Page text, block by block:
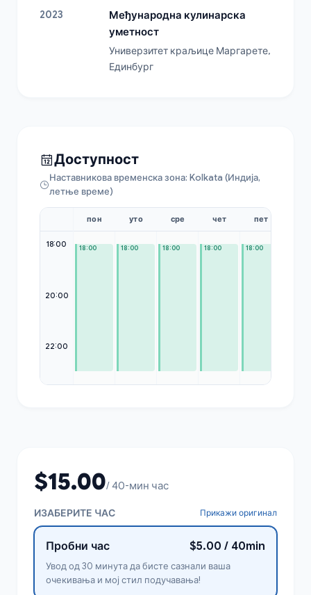
2023
Међународна кулинарска
уметност
Универзитет краљице Маргарете,
Единбург
Доступност
Наставникова временска зона: Kolkata (Индија,
летње време)
18:00
20:00
22:00
пон
18:00
уто
18:00
сре
18:00
чет
18:00
пет
18:00
$15.00/ 40-мин час
ИЗАБЕРИТЕ ЧАС Прикажи оригинал
Пробни час $5.00 / 40min
Увод од 30 минута да бисте сазнали ваша
очекивања и мој стил подучавања!